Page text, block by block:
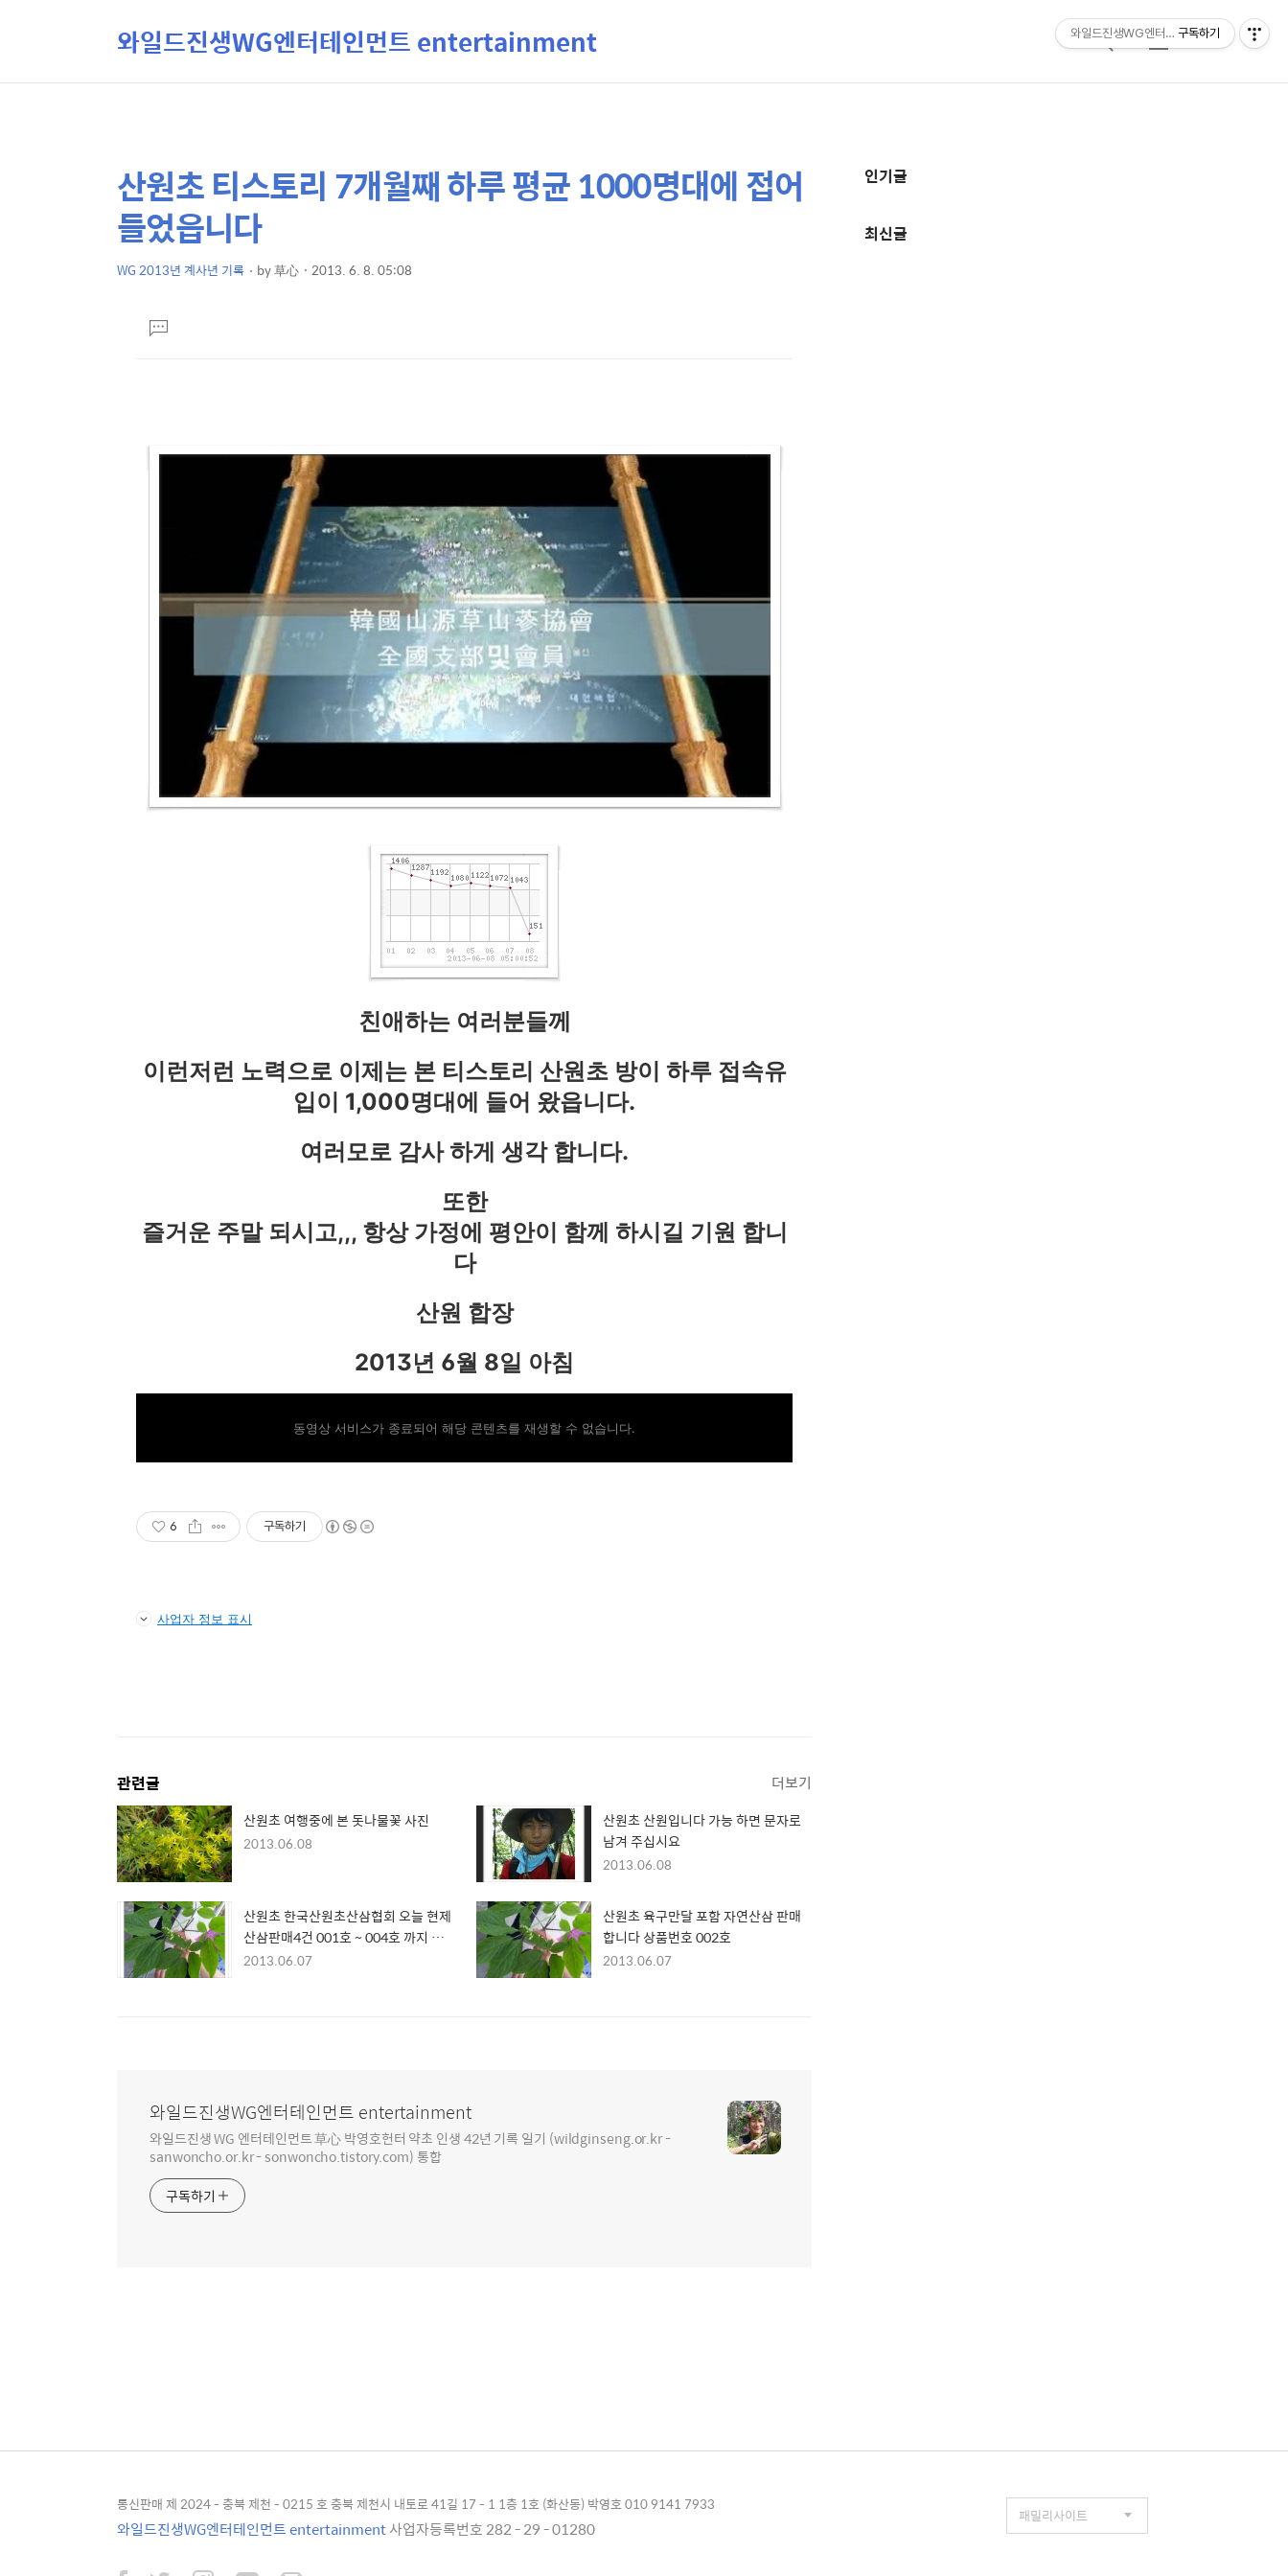
와일드진생WG엔터테인먼트 entertainment
검
메
상
세
컨
텐
본
문
제
목
산원초 티스토리 7개월째 하루 평균 1000명대에 접어
들었읍니다
WG 2013년 계사년 기록 by草心 2013. 6. 8. 05:08
댓
글
친애하는 여러분들께
이런저런 노력으로 이제는 본 티스토리 산원초 방이 하루 접속유
입이 1,000명대에 들어 왔읍니다.
여러모로 감사 하게 생각 합니다.
또한
즐거운 주말 되시고,,, 항상 가정에 평안이 함께 하시길 기원 합니
다
산원 합장
2013년 6월 8일 아침
동영상 서비스가 종료되어 해당 콘텐츠를 재생할 수 없습니다.
6 구독하기
사업자 정보 표시
관련글 더보기
산원초 여행중에 본 돗나물꽃 사진
2013.06.08
산원초 산원입니다 가능 하면 문자로
남겨 주십시요
2013.06.08
산원초 한국산원초산삼협회 오늘 현제
산삼판매4건 001호 ~ 004호 까지 입
니다
2013.06.07
산원초 육구만달 포함 자연산삼 판매
합니다 상품번호 002호
2013.06.07
와일드진생WG엔터테인먼트 entertainment
와일드진생 WG 엔터테인먼트 草心 박영호헌터 약초 인생 42년 기록 일기 (wildginseng.or.kr -
sanwoncho.or.kr - sonwoncho.tistory.com) 통합
구독하기
추
정
인기글
최신글
통신판매 제 2024 - 충북 제천 - 0215 호 충북 제천시 내토로 41길 17 - 1 1층 1호 (화산동) 박영호 010 9141 7933
와일드진생WG엔터테인먼트 entertainment사업자등록번호 282 - 29 - 01280
와일드진생WG엔터테인먼트
구독하기